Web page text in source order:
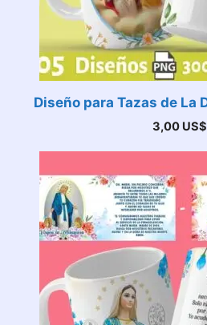
Diseño para Tazas de La
3,00 US$